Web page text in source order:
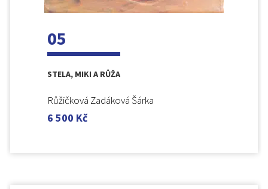
05
STELA, MIKI A RŮŽA
Růžičková Zadáková Šárka
6 500 Kč